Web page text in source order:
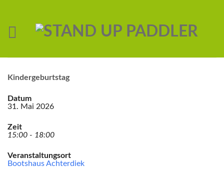
Kindergeburtstag
Datum
31. Mai 2026
Zeit
15:00 - 18:00
Veranstaltungsort
Bootshaus Achterdiek